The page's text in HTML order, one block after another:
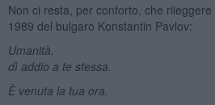
Non ci resta, per conforto, che rileggere
1989 del bulgaro Konstantin Pavlov:
Umanità,
dì addio a te stessa.
È venuta la tua ora.